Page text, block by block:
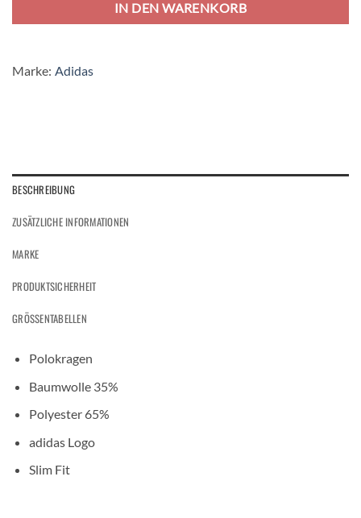
IN DEN WARENKORB
Marke: Adidas
BESCHREIBUNG
ZUSÄTZLICHE INFORMATIONEN
MARKE
PRODUKTSICHERHEIT
GRÖSSENTABELLEN
Polokragen
Baumwolle 35%
Polyester 65%
adidas Logo
Slim Fit